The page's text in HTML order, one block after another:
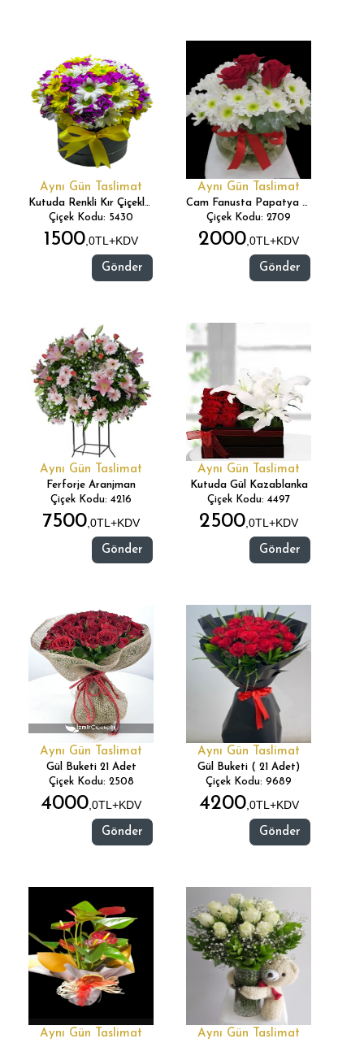
Aynı Gün Taslimat
Kutuda Renkli Kır Çiçekleri
Çiçek Kodu: 5430
1500,0TL+KDV
Gönder
Aynı Gün Taslimat
Cam Fanusta Papatya 3 Gül
Çiçek Kodu: 2709
2000,0TL+KDV
Gönder
Aynı Gün Taslimat
Ferforje Aranjman
Çiçek Kodu: 4216
7500,0TL+KDV
Gönder
Aynı Gün Taslimat
Kutuda Gül Kazablanka
Çiçek Kodu: 4497
2500,0TL+KDV
Gönder
Aynı Gün Taslimat
Gül Buketi 21 Adet
Çiçek Kodu: 2508
4000,0TL+KDV
Gönder
Aynı Gün Taslimat
Gül Buketi ( 21 Adet)
Çiçek Kodu: 9689
4200,0TL+KDV
Gönder
Aynı Gün Taslimat Aynı Gün Taslimat